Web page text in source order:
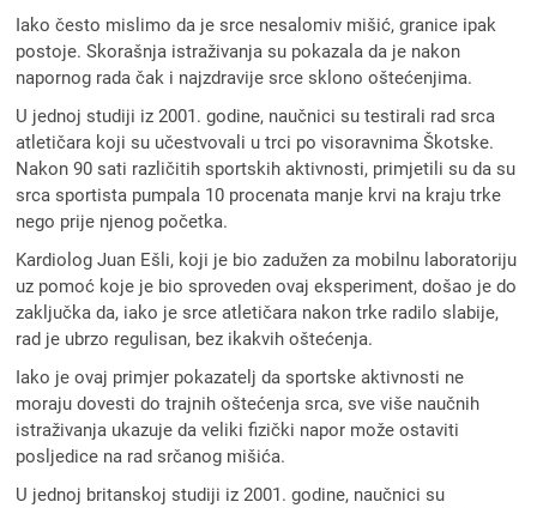
Iako često mislimo da je srce nesalomiv mišić, granice ipak
postoje. Skorašnja istraživanja su pokazala da je nakon
napornog rada čak i najzdravije srce sklono oštećenjima.
U jednoj studiji iz 2001. godine, naučnici su testirali rad srca
atletičara koji su učestvovali u trci po visoravnima Škotske.
Nakon 90 sati različitih sportskih aktivnosti, primjetili su da su
srca sportista pumpala 10 procenata manje krvi na kraju trke
nego prije njenog početka.
Kardiolog Juan Ešli, koji je bio zadužen za mobilnu laboratoriju
uz pomoć koje je bio sproveden ovaj eksperiment, došao je do
zaključka da, iako je srce atletičara nakon trke radilo slabije,
rad je ubrzo regulisan, bez ikakvih oštećenja.
Iako je ovaj primjer pokazatelj da sportske aktivnosti ne
moraju dovesti do trajnih oštećenja srca, sve više naučnih
istraživanja ukazuje da veliki fizički napor može ostaviti
posljedice na rad srčanog mišića.
U jednoj britanskoj studiji iz 2001. godine, naučnici su